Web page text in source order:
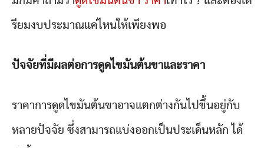
รียมงบประมาณแค่ไหนให้เพียงพอ
ปัจจัยที่มีผลต่อการดูดไขมันต้นขาและราคา
ราคาการดูดไขมันต้นขาอาจแตกต่างกันไปขึ้นอยู่กับ
หลายปัจจัย ซึ่งสามารถแบ่งออกเป็นประเด็นหลัก ได้